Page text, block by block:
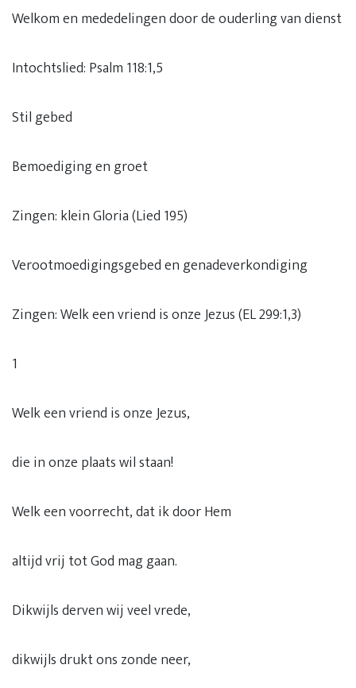
Welkom en mededelingen door de ouderling van dienst
Intochtslied: Psalm 118:1,5
Stil gebed
Bemoediging en groet
Zingen: klein Gloria (Lied 195)
Verootmoedigingsgebed en genadeverkondiging
Zingen: Welk een vriend is onze Jezus (EL 299:1,3)
1
Welk een vriend is onze Jezus,
die in onze plaats wil staan!
Welk een voorrecht, dat ik door Hem
altijd vrij tot God mag gaan.
Dikwijls derven wij veel vrede,
dikwijls drukt ons zonde neer,